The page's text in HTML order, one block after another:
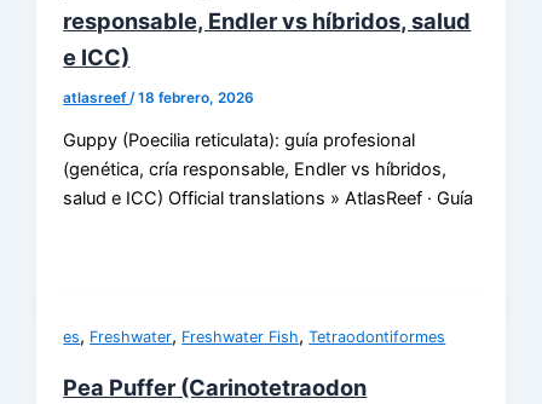
responsable, Endler vs híbridos, salud
e ICC)
atlasreef /18 febrero, 2026
Guppy (Poecilia reticulata): guía profesional
(genética, cría responsable, Endler vs híbridos,
salud e ICC) Official translations » AtlasReef · Guía
es, Freshwater, Freshwater Fish,Tetraodontiformes
Pea Puffer (Carinotetraodon